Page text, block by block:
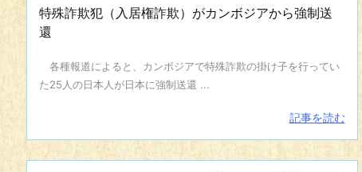
特殊詐欺犯（入居権詐欺）がカンボジアから強制送
還
各種報道によると、カンボジアで特殊詐欺の掛け子を行ってい
た25人の日本人が日本に強制送還 ...
記事を読む